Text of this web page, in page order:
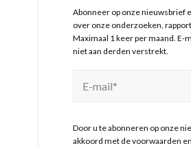
Abonneer op onze nieuwsbrief
over onze onderzoeken,
Maximaal 1 keer per maand. E-
niet aan derden verstrekt.
Door u te abonneren op onze
akkoord met de voorwaarden